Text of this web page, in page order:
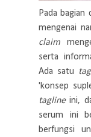
Pada bagian
mengenai
claim
serta
Ada satu
'konsep
taglineini,
serum ini
berfungsi